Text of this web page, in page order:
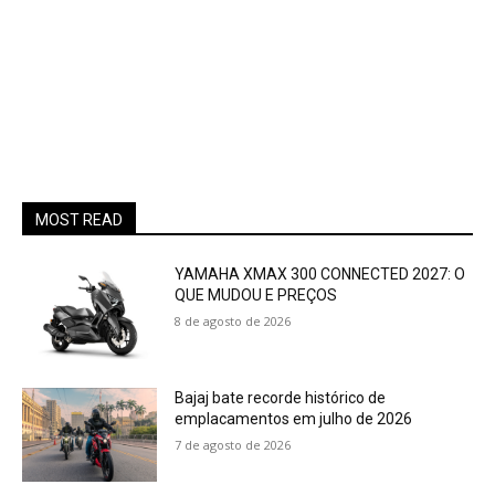
MOST READ
YAMAHA XMAX 300 CONNECTED 2027: O
QUE MUDOU E PREÇOS
8 de agosto de 2026
Bajaj bate recorde histórico de
emplacamentos em julho de 2026
7 de agosto de 2026